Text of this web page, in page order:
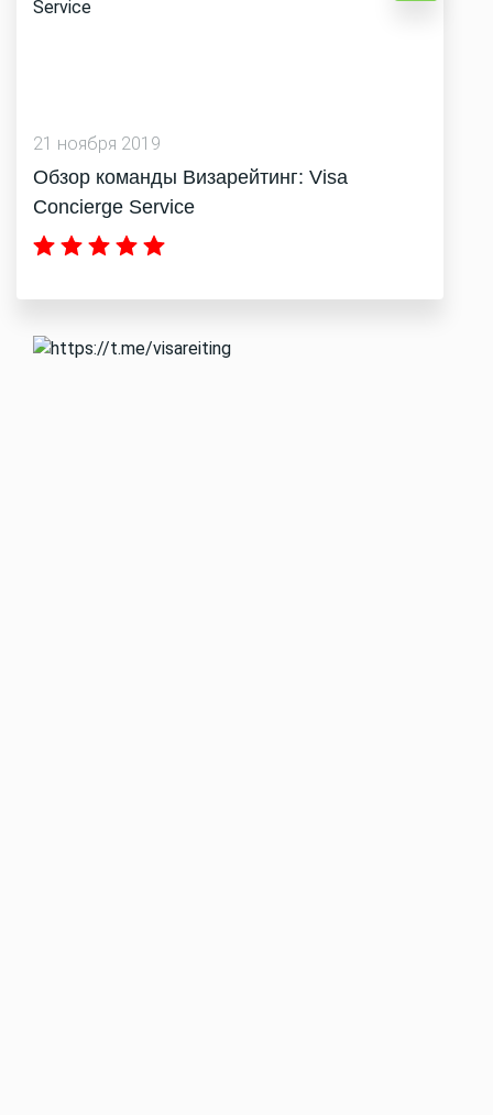
21 ноября 2019
Обзор команды Визарейтинг: Visa
Concierge Service